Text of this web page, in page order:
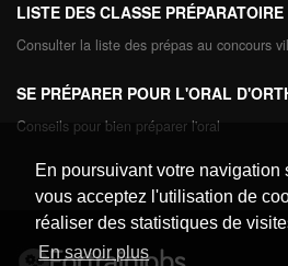
En poursuivant votre navigation
vous acceptez l'utilisation de
réaliser des statistiques de
En savoir plus
LISTE DES CLASSE
Consulter la liste des prépas au concours
SE PRÉPARER POUR L'ORAL
Conseils pour bien préparer l'oral